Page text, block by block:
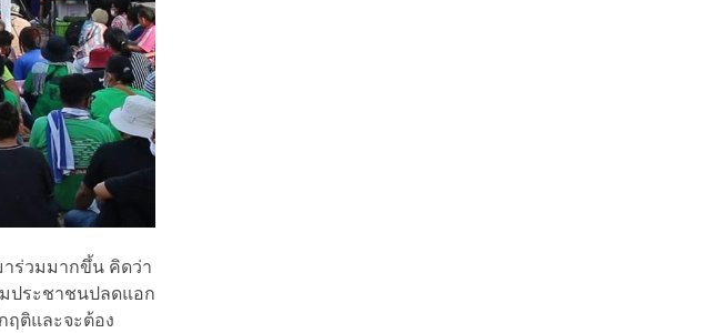
ร่วมมากขึ้น คิดว่า
ประชาชนปลดแอก
ติและจะต้อง